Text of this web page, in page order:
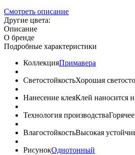
Смотреть описание
Другие цвета:
Описание
О бренде
Подробные характеристики
КоллекцияПримавера
СветостойкостьХорошая
Нанесение клеяКлей наносится
Технология производства
ВлагостойкостьВысокая
РисунокОднотонный